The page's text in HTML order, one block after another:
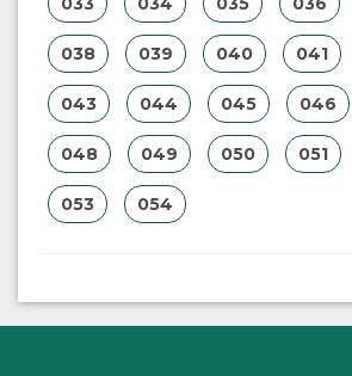
038 039 040 041
043 044 045 046
048 049 050 051
053 054